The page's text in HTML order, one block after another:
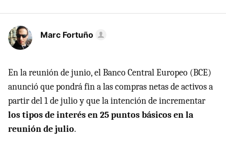
Marc Fortuño
En la reunión de junio, el Banco Central Europeo (BCE)
anunció que pondrá fin a las compras netas de activos a
partir del 1 de julio y que la intención de incrementar
los tipos de interés en 25 puntos básicos en la
reunión de julio.